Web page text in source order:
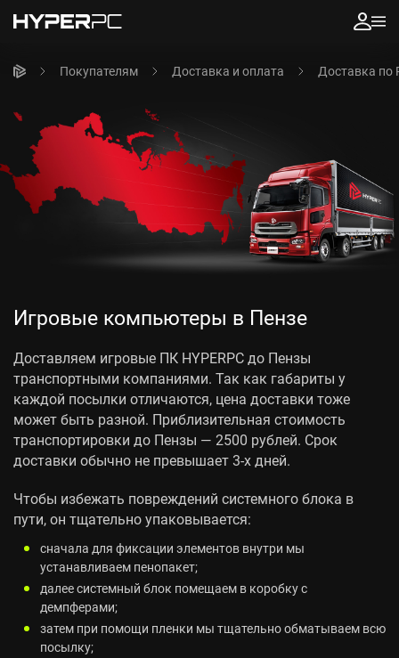
Покупателям Доставка и оплата Доставка по
Игровые компьютеры в Пензе
Доставляем игровые ПК HYPERPC до Пензы
транспортными компаниями. Так как габариты у
каждой посылки отличаются, цена доставки тоже
может быть разной. Приблизительная стоимость
транспортировки до Пензы — 2500 рублей. Срок
доставки обычно не превышает 3-х дней.
Чтобы избежать повреждений системного блока в
пути, он тщательно упаковывается:
сначала для фиксации элементов внутри мы
устанавливаем пенопакет;
далее системный блок помещаем в коробку с
демпферами;
затем при помощи пленки мы тщательно обматываем всю
посылку;